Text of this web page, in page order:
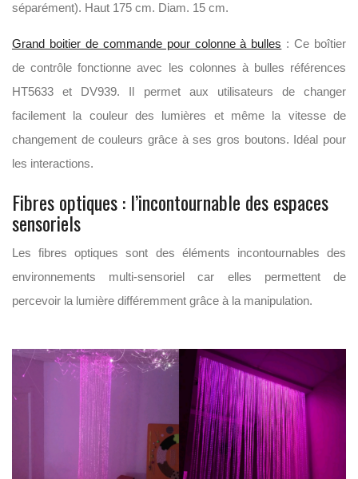
séparément). Haut 175 cm. Diam. 15 cm.
Grand boitier de commande pour colonne à bulles : Ce boîtier
de contrôle fonctionne avec les colonnes à bulles références
HT5633 et DV939. Il permet aux utilisateurs de changer
facilement la couleur des lumières et même la vitesse de
changement de couleurs grâce à ses gros boutons. Idéal pour
les interactions.
Fibres optiques : l’incontournable des espaces
sensoriels
Les fibres optiques sont des éléments incontournables des
environnements multi-sensoriel car elles permettent de
percevoir la lumière différemment grâce à la manipulation.